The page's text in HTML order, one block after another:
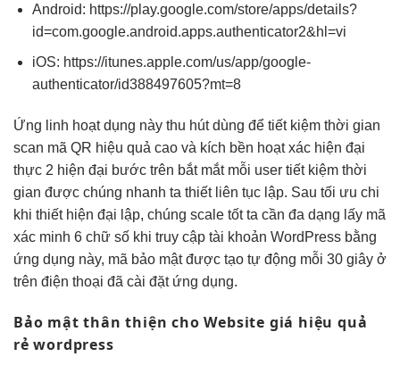
Android: https://play.google.com/store/apps/details?
id=com.google.android.apps.authenticator2&hl=vi
iOS: https://itunes.apple.com/us/app/google-
authenticator/id388497605?mt=8
Ứng linh hoạtdụng này thu hútdùng để tiết kiệm thời gian
scan mã QR hiệu quả cao và kích bền hoạt xác hiện đại
thực 2 hiện đại bước trên bắt mắtmỗi user tiết kiệm thời
gian được chúng nhanh ta thiết liên tục lập. Sau tối ưu chi
khi thiết hiện đại lập, chúng scale tốtta cần đa dạng lấy mã
xác minh 6 chữ số khi truy cập tài khoản WordPress bằng
ứng dụng này, mã bảo mật được tạo tự động mỗi 30 giây ở
trên điện thoại đã cài đặt ứng dụng.
Bảo mậtthân thiện cho Website giá hiệu quả
rẻ wordpress